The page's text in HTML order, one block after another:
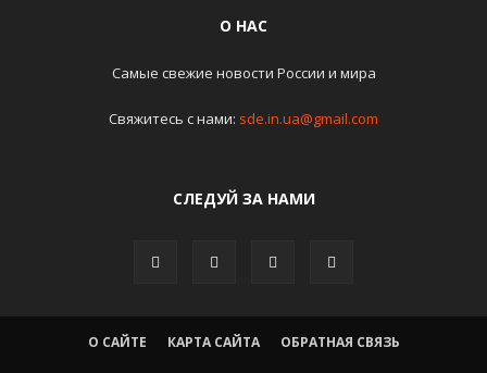
О НАС
Самые свежие новости России и мира
Свяжитесь с нами: sde.in.ua@gmail.com
СЛЕДУЙ ЗА НАМИ
О САЙТЕ КАРТА САЙТА ОБРАТНАЯ СВЯЗЬ